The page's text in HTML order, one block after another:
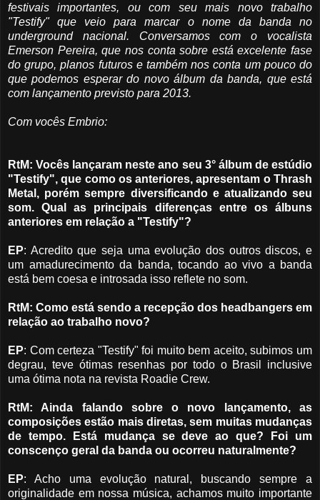
festivais importantes, ou com seu mais novo trabalho
"Testify" que veio para marcar o nome da banda no
underground nacional. Conversamos com o vocalista
Emerson Pereira, que nos conta sobre está excelente fase
do grupo, planos futuros e também nos conta um pouco do
que podemos esperar do novo álbum da banda, que está
com lançamento previsto para 2013.
Com vocês Embrio:
RtM: Vocês lançaram neste ano seu 3° álbum de estúdio
"Testify", que como os anteriores, apresentam o Thrash
Metal, porém sempre diversificando e atualizando seu
som. Qual as principais diferenças entre os álbuns
anteriores em relação a "Testify"?
EP: Acredito que seja uma evolução dos outros discos, e
um amadurecimento da banda, tocando ao vivo a banda
está bem coesa e introsada isso reflete no som.
RtM: Como está sendo a recepção dos headbangers em
relação ao trabalho novo?
EP: Com certeza "Testify" foi muito bem aceito, subimos um
degrau, teve ótimas resenhas por todo o Brasil inclusive
uma ótima nota na revista Roadie Crew.
RtM: Ainda falando sobre o novo lançamento, as
composições estão mais diretas, sem muitas mudanças
de tempo. Está mudança se deve ao que? Foi um
conscenço geral da banda ou ocorreu naturalmente?
EP: Acho uma evolução natural, buscando sempre a
originalidade em nossa música, achamos muito importante